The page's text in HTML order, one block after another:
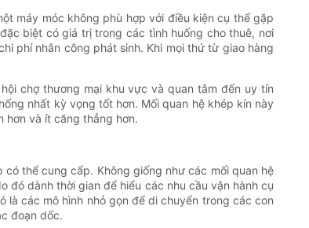
máy móc không phù hợp với điều kiện cụ thể gặp
biệt có giá trị trong các tình huống cho thuê, nơi
phí nhân công phát sinh. Khi mọi thứ từ giao hàng
chợ thương mại khu vực và quan tâm đến uy tín
nhất kỳ vọng tốt hơn. Mối quan hệ khép kín này
hơn và ít căng thẳng hơn.
thể cung cấp. Không giống như các mối quan hệ
dành thời gian để hiểu các nhu cầu vận hành cụ
các mô hình nhỏ gọn để di chuyển trong các con
đoạn dốc.